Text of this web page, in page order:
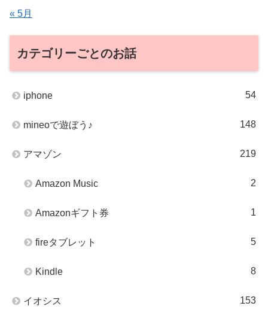
« 5月
カテゴリーごとのお話
iphone 54
mineoで遊ぼう♪ 148
アマゾン 219
Amazon Music 2
Amazonギフト券 1
fireタブレット 5
Kindle 8
イオシス 153